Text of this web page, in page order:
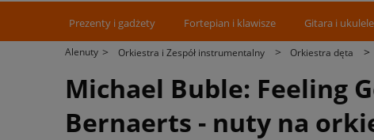
Prezenty i gadżety Fortepian i klawisze Gitara i ukulele
Alenuty > Orkiestra i Zespół instrumentalny > Orkiestra dęta >
Michael Buble: Feeling
Bernaerts - nuty na